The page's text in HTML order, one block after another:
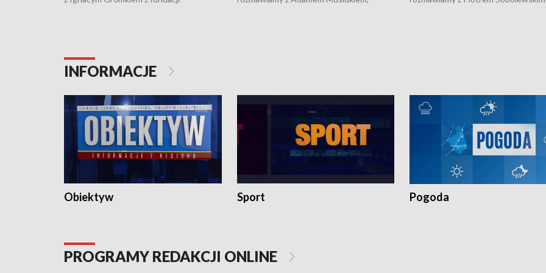
INFORMACJE
Obiektyw Sport Pogoda
PROGRAMY REDAKCJI ONLINE